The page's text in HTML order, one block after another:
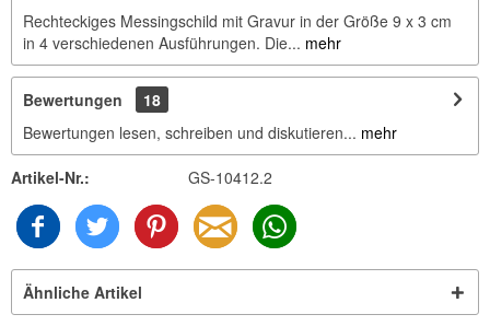
Rechteckiges Messingschild mit Gravur in der Größe 9 x 3 cm
in 4 verschiedenen Ausführungen. Die... mehr
Bewertungen
18
Bewertungen lesen, schreiben und diskutieren... mehr
Artikel-Nr.: GS-10412.2
Ähnliche Artikel